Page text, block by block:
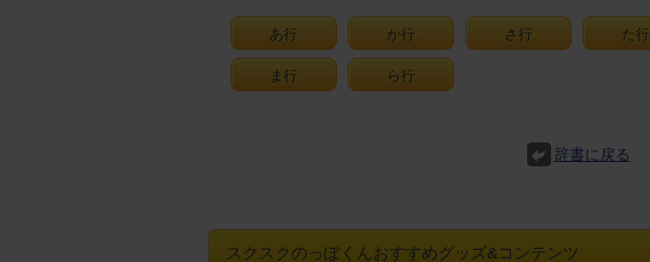
あ行 か行 さ行 た行
ま行 ら行
辞書に戻る
スクスクのっぽくんおすすめグッズ&コンテンツ